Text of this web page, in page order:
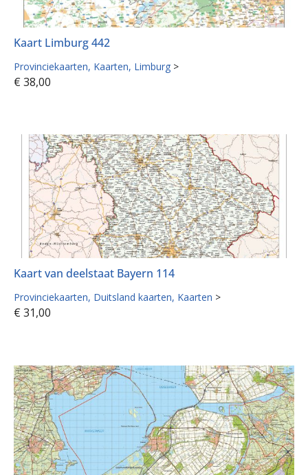
Kaart Limburg 442
Provinciekaarten Kaarten Limburg >
€ 38,00
Kaart van deelstaat Bayern 114
Provinciekaarten Duitsland kaarten Kaarten >
€ 31,00